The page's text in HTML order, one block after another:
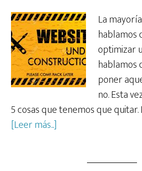
La
hablamos
optimizar
hablamos
poner
no. Esta
5 cosas que tenemos que quitar.
[Leer más...]